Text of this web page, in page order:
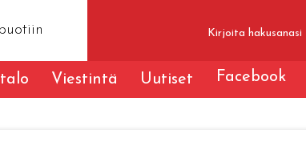
Viestintä Uutiset Facebook